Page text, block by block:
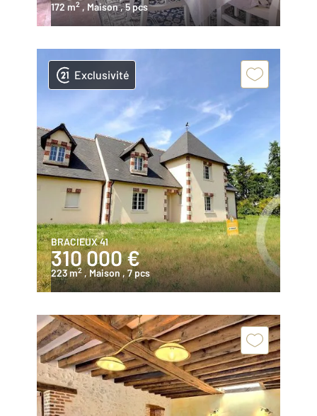
172 m2 , Maison, 5 pcs
Exclusivité
BRACIEUX 41
310 000 €
223 m2 , Maison, 7 pcs